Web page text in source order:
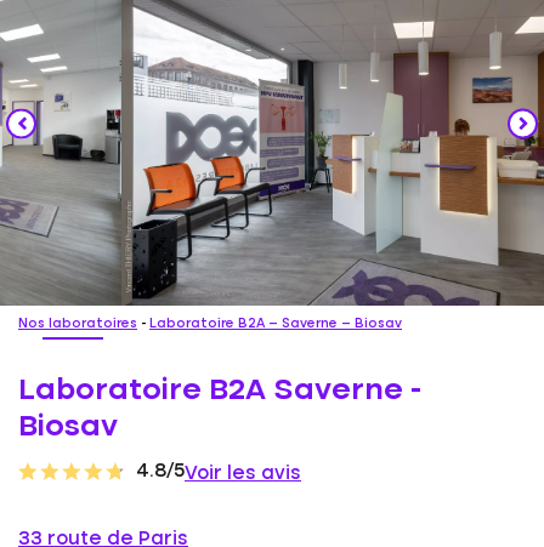
Nos laboratoires - Laboratoire B2A – Saverne – Biosav
Laboratoire B2A Saverne -
Biosav
4.8/5Voir les avis
33 route de Paris